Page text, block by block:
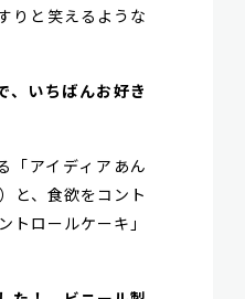
りと笑えるような
いちばんお好き
「アイディアあん
と、食欲をコント
ロールケーキ」